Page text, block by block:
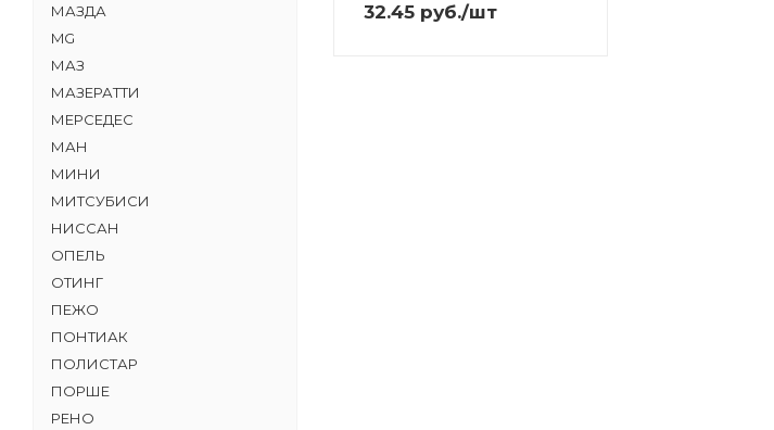
32.45 руб./шт
МАЗДА
MG
МАЗ
МАЗЕРАТТИ
МЕРСЕДЕС
МАН
МИНИ
МИТСУБИСИ
НИССАН
ОПЕЛЬ
ОТИНГ
ПЕЖО
ПОНТИАК
ПОЛИСТАР
ПОРШЕ
РЕНО